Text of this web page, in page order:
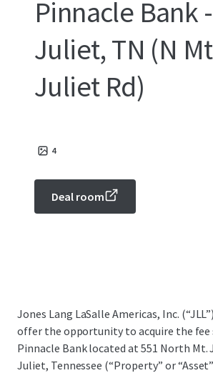
Pinnacle Bank
Juliet, TN (N
Juliet Rd)
4
Deal room
Jones Lang LaSalle Americas, Inc.
offer the opportunity to acquire the
Pinnacle Bank located at 551 North Mt.
Juliet, Tennessee (“Property” or